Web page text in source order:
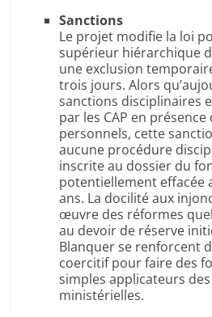
Sanctions
Le projet modifie la loi
supérieur hiérarchique
une exclusion
trois jours. Alors
sanctions disciplinaires
par les CAP en présence
personnels, cette
aucune procédure
inscrite au dossier du
potentiellement effacée
ans. La docilité aux
œuvre des réformes
au devoir de réserve
Blanquer se renforcent
coercitif pour faire des
simples applicateurs
ministérielles.